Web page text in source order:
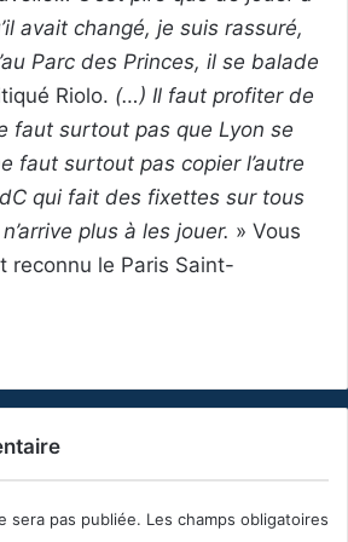
avait changé, je suis rassuré,
Parc des Princes, il se balade
Riolo. (…) Il faut profiter de
faut surtout pas que Lyon se
faut surtout pas copier l’autre
qui fait des fixettes sur tous
plus à les jouer. » Vous
reconnu le Paris Saint-
sera pas publiée. Les champs obligatoires